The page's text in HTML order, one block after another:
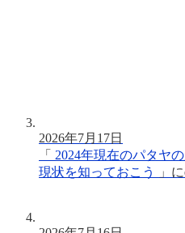
2026年7月17日
「 2024年現在のパタヤ
現状を知っておこう
」に